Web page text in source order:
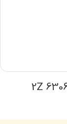
بلبرینگ ماشین لباسشویی SKF مدل 6306 2Z